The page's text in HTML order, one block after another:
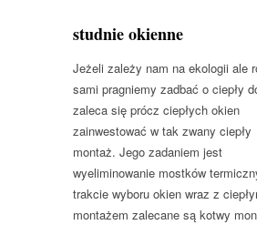
studnie okienne
Jeżeli zależy nam na ekologii ale
sami pragniemy zadbać o ciepły
zaleca się prócz ciepłych okien
zainwestować w tak zwany ciepły
montaż. Jego zadaniem jest
wyeliminowanie mostków
trakcie wyboru okien wraz z
montażem zalecane są kotwy